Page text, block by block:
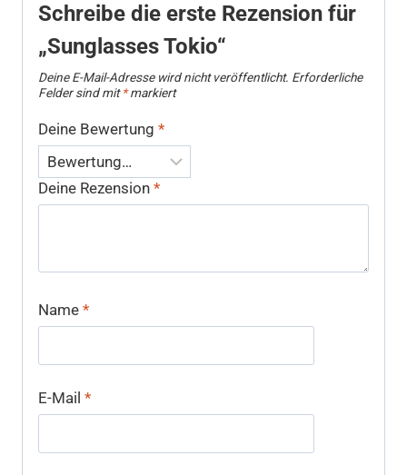
Schreibe die erste Rezension für
„Sunglasses Tokio“
Deine E-Mail-Adresse wird nicht veröffentlicht. Erforderliche
Felder sind mit*markiert
Deine Bewertung *
Deine Rezension *
Name *
E-Mail *